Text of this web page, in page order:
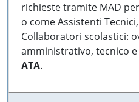
richieste tramite MAD
o come Assistenti
Collaboratori scolastici:
amministrativo, tecnico
ATA.